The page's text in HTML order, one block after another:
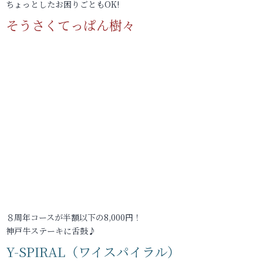
ちょっとしたお困りごともOK!
そうさくてっぱん樹々
８周年コースが半額以下の8,000円！
神戸牛ステーキに舌鼓♪
Y-SPIRAL（ワイスパイラル）